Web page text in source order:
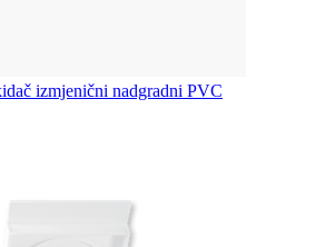
izmjenični nadgradni PVC